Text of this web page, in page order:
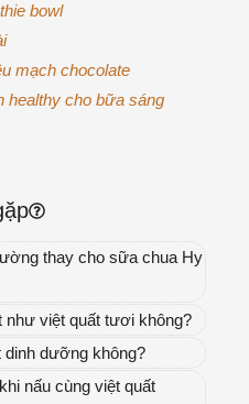
bowl
mạch chocolate
healthy cho bữa sáng
thay cho sữa chua Hy
như việt quất tươi không?
dinh dưỡng không?
nấu cùng việt quất